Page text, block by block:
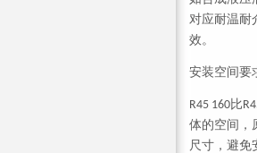
对应耐温耐
效。
安装空间要
R45 160比
体的空间，
尺寸，避免